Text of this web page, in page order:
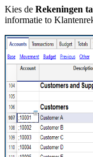
Kies de Rekeningen
informatie to